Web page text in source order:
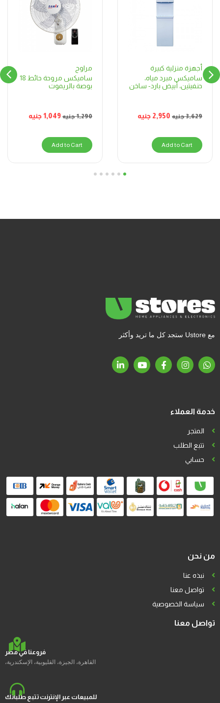
أجهزة منزلية كبيرة
ساميكس مبرد مياه،
حنفيتين، أبيض بارد- ساخن
3,629جنيه 2,950 جنيه
Add to Cart
مراوح
ساميكس مروحة حائط 18
بوصة بالريموت
1,290جنيه 1,049جنيه
Add to Cart
1
2
مع Ustore ستجد كل ما تريد وأكثر
خدمة العملاء
المتجر
تتبع الطلب
حسابي
من نحن
نبذه عنا
تواصل معنا
سياسة الخصوصية
تواصل معنا
فروعنا في مصر
القاهرة، الجيزة، القليوبية، الإسكندرية،
للمبيعات عبر الإنترنت تتبع طلباتك